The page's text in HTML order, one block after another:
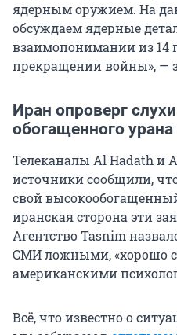
ядерным оружием. На
обсуждаем ядерные
взаимопонимании из 14
прекращении войны», —
Иран опроверг
обогащенного
Телеканалы Al Hadath и
источники сообщили,
свой
иранская сторона эти
Агентство Tasnim
СМИ ложными, «хорошо
американскими
Всё, что известно о